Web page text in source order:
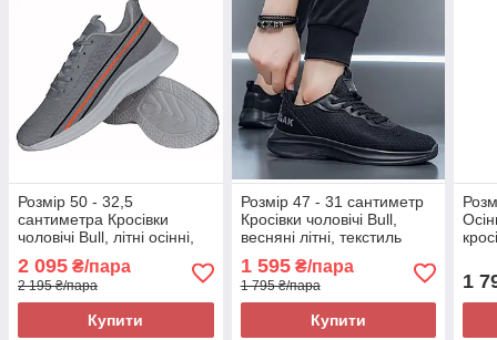
Розмір 50 - 32,5
сантиметра Кросівки
чоловічі Bull, літні осінні,
підошві з піни, легкі і
зручні
2 095 ₴/пара
2 195 ₴/пара
Купити
Розмір 47 - 31 сантиметр
Кросівки чоловічі Bull,
весняні літні, текстиль
піни, легкі і зручні
1 595₴/пара
1 795 ₴/пара
Купити
1